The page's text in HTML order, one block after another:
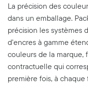
La précision des
dans un emballage.
précision les systèmes
d’encres à gamme
couleurs de la marque,
contractuelle qui
première fois, à chaque